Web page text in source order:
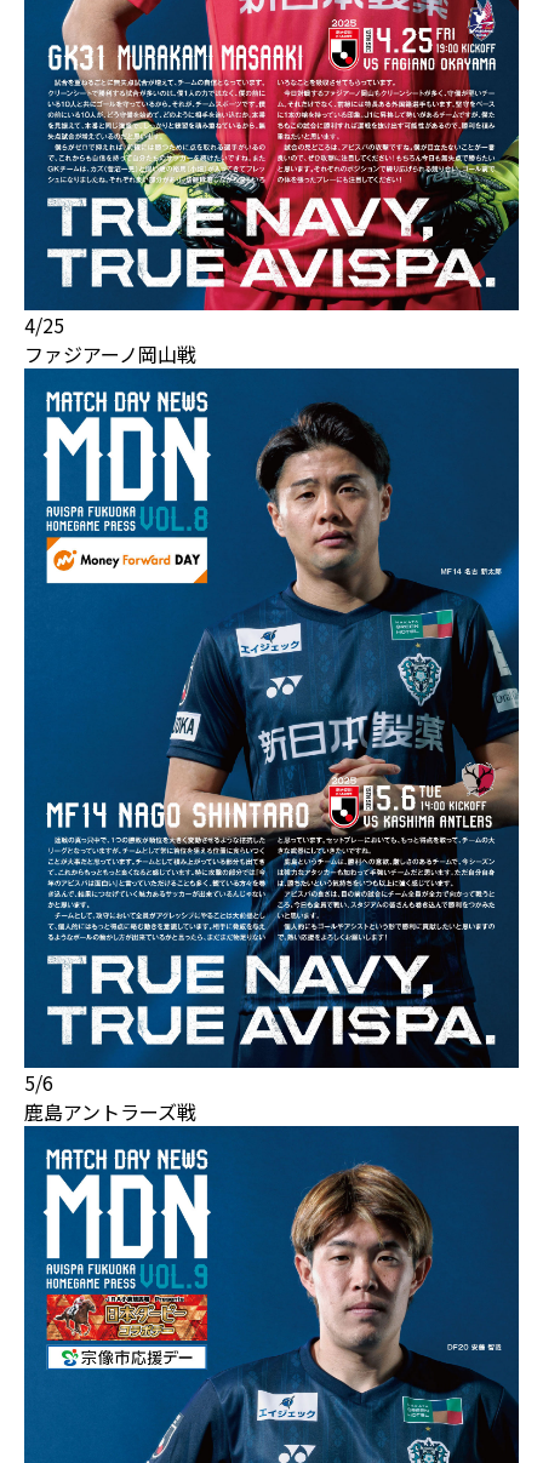
4/25
ファジアーノ岡山戦
5/6
鹿島アントラーズ戦